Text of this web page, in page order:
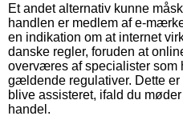
Et andet alternativ kunne
handlen er medlem af e-
en indikation om at internet
danske regler, foruden at
overværes af specialister som
gældende regulativer. Dette
blive assisteret, ifald du
handel.